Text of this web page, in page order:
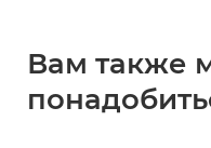
Вам также